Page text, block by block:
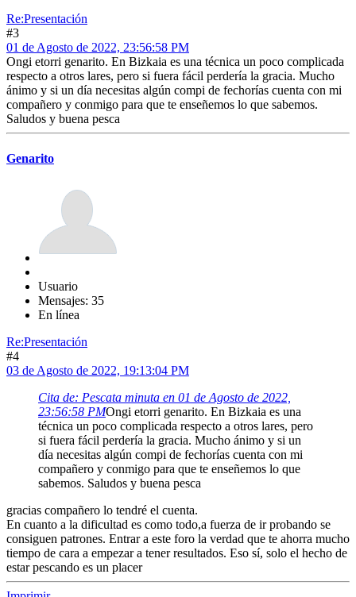
Re:Presentación
#3
01 de Agosto de 2022, 23:56:58 PM
Ongi etorri genarito. En Bizkaia es una técnica un poco complicada
respecto a otros lares, pero si fuera fácil perdería la gracia. Mucho
ánimo y si un día necesitas algún compi de fechorías cuenta con mi
compañero y conmigo para que te enseñemos lo que sabemos.
Saludos y buena pesca
Genarito
Usuario
Mensajes: 35
En línea
Re:Presentación
#4
03 de Agosto de 2022, 19:13:04 PM
Cita de: Pescata minuta en 01 de Agosto de 2022,
23:56:58 PMOngi etorri genarito. En Bizkaia es una
técnica un poco complicada respecto a otros lares, pero
si fuera fácil perdería la gracia. Mucho ánimo y si un
día necesitas algún compi de fechorías cuenta con mi
compañero y conmigo para que te enseñemos lo que
sabemos. Saludos y buena pesca
gracias compañero lo tendré el cuenta.
En cuanto a la dificultad es como todo,a fuerza de ir probando se
consiguen patrones. Entrar a este foro la verdad que te ahorra mucho
tiempo de cara a empezar a tener resultados. Eso sí, solo el hecho de
estar pescando es un placer